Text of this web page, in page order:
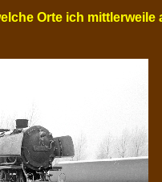
Orte ich